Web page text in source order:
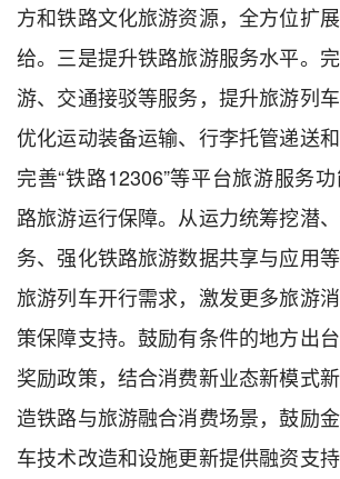
方和铁路文化旅游资源，全方位扩
给。三是提升铁路旅游服务水平。
游、交通接驳等服务，提升旅游列
优化运动装备运输、行李托管递送和
完善“铁路12306”等平台旅游服务
路旅游运行保障。从运力统筹挖潜
务、强化铁路旅游数据共享与应用
旅游列车开行需求，激发更多旅游
策保障支持。鼓励有条件的地方出
奖励政策，结合消费新业态新模式
造铁路与旅游融合消费场景，鼓励
车技术改造和设施更新提供融资支